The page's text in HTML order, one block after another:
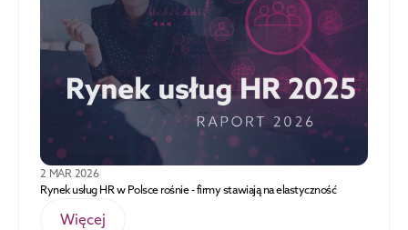
2 MAR 2026
Rynek usług HR w Polsce rośnie - firmy stawiają na elastyczność
Więcej